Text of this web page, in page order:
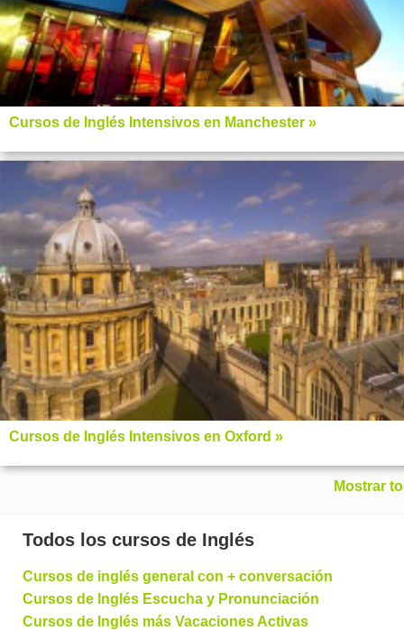
Cursos de Inglés Intensivos en Manchester »
Cursos de Inglés Intensivos en Oxford »
Mostrar
Todos los cursos de Inglés
Cursos de inglés general con + conversación
Cursos de Inglés Escucha y Pronunciación
Cursos de Inglés más Vacaciones Activas